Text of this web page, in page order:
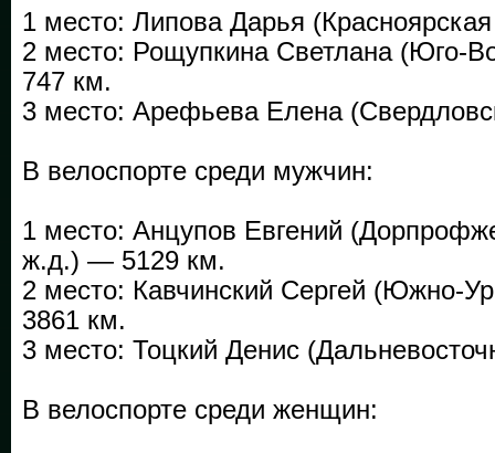
1 место: Липова Дарья
2 место: Рощупкина Светлана (Юго-
747 км.
3 место: Арефьева Елена
В велоспорте среди мужчин:
1 место: Анцупов Евгений
ж.д.) — 5129 км.
2 место: Кавчинский Сергей (Южно-
3861 км.
3 место: Тоцкий Денис
В велоспорте среди женщин: